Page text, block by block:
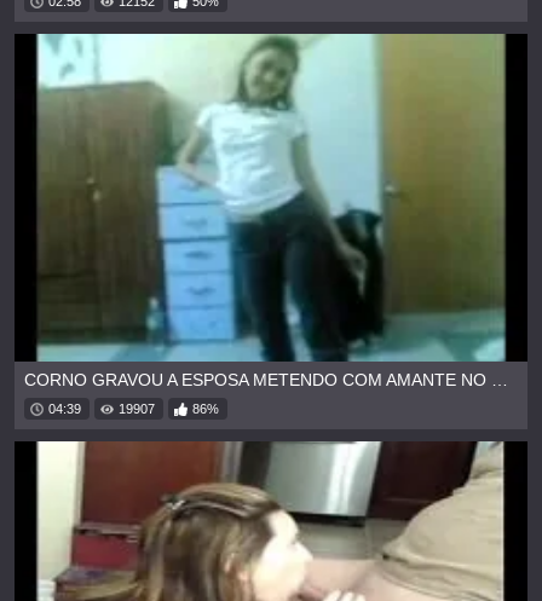
CORNO GRAVOU A ESPOSA METENDO COM AMANTE NO MATO
04:39 19907 86%